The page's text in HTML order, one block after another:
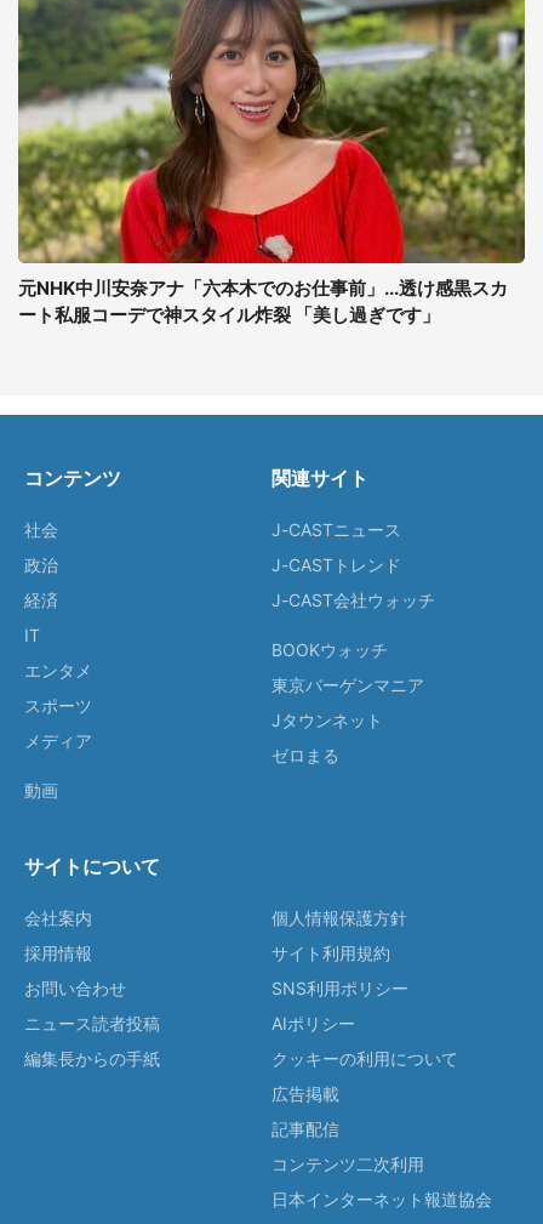
元NHK中川安奈アナ「六本木でのお仕事前」...透け感黒スカ
ート私服コーデで神スタイル炸裂 「美し過ぎです」
コンテンツ
社会
政治
経済
IT
エンタメ
スポーツ
メディア
動画
関連サイト
J-CASTニュース
J-CASTトレンド
J-CAST会社ウォッチ
BOOKウォッチ
東京バーゲンマニア
Jタウンネット
ゼロまる
サイトについて
会社案内
採用情報
お問い合わせ
ニュース読者投稿
編集長からの手紙
個人情報保護方針
サイト利用規約
SNS利用ポリシー
AIポリシー
クッキーの利用について
広告掲載
記事配信
コンテンツ二次利用
日本インターネット報道協会